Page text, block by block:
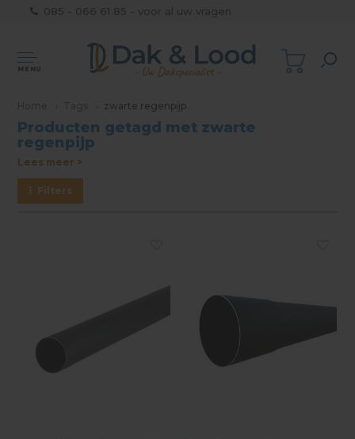
MENU
zwarte regenpijp
Producten getagd met zwarte
regenpijp
Lees meer >
Filters